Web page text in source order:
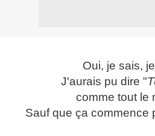
Oui, je sais,
J'aurais pu dire "
comme tout le
Sauf que ça commence